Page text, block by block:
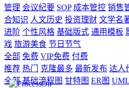
管理 会议纪要 SOP 成本管控 销售
合知识 人文历史 投资理财 文学名
进阶 个性风格 基础版式 通用模板
戏 旅游美食 节日节气
全部 免费 VIP免费 付费
推荐 热门 克隆最多 最新发布 达人
全部 基础流程图 甘特图 ER图